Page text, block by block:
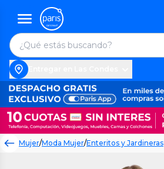
Mujer/Moda Mujer/Enteritos y Jardineras